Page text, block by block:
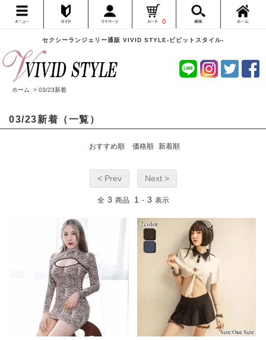
セクシーランジェリー通販 VIVID STYLE-ビビットスタイル-
0
ホーム > 03/23新着
03/23新着（一覧）
おすすめ順 価格順 新着順
< Prev Next >
全 3 商品 1 - 3 表示